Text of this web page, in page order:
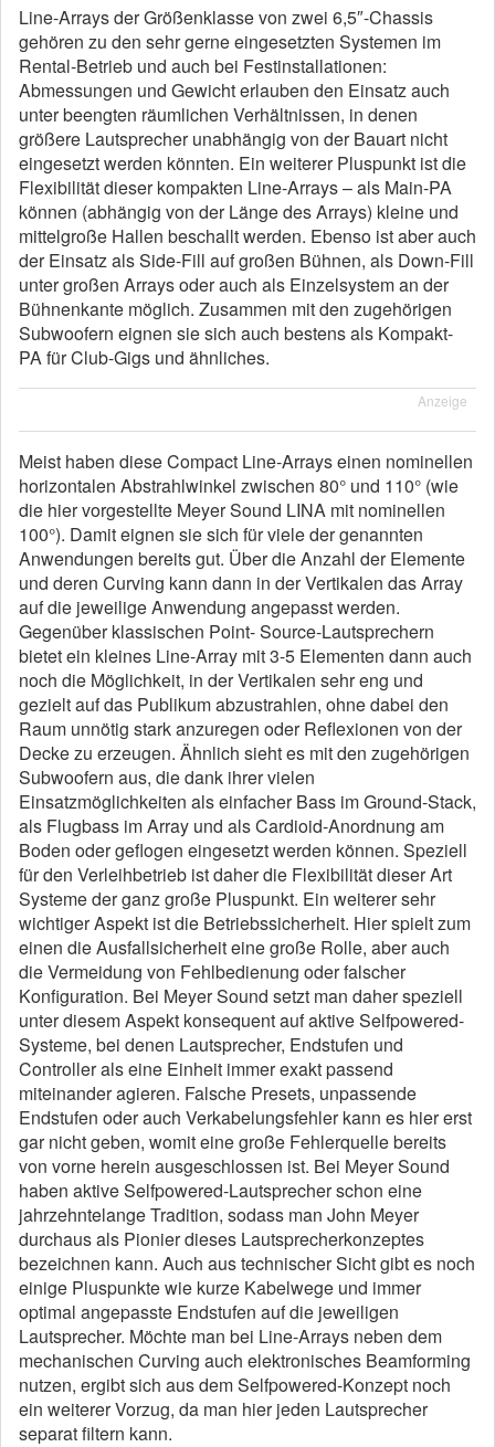
Line-Arrays der Größenklasse von zwei 6,5″-Chassis
gehören zu den sehr gerne eingesetzten Systemen im
Rental-Betrieb und auch bei Festinstallationen:
Abmessungen und Gewicht erlauben den Einsatz auch
unter beengten räumlichen Verhältnissen, in denen
größere Lautsprecher unabhängig von der Bauart nicht
eingesetzt werden könnten. Ein weiterer Pluspunkt ist die
Flexibilität dieser kompakten Line-Arrays – als Main-PA
können (abhängig von der Länge des Arrays) kleine und
mittelgroße Hallen beschallt werden. Ebenso ist aber auch
der Einsatz als Side-Fill auf großen Bühnen, als Down-Fill
unter großen Arrays oder auch als Einzelsystem an der
Bühnenkante möglich. Zusammen mit den zugehörigen
Subwoofern eignen sie sich auch bestens als Kompakt-
PA für Club-Gigs und ähnliches.
Anzeige
Meist haben diese Compact Line-Arrays einen nominellen
horizontalen Abstrahlwinkel zwischen 80° und 110° (wie
die hier vorgestellte Meyer Sound LINA mit nominellen
100°). Damit eignen sie sich für viele der genannten
Anwendungen bereits gut. Über die Anzahl der Elemente
und deren Curving kann dann in der Vertikalen das Array
auf die jeweilige Anwendung angepasst werden.
Gegenüber klassischen Point- Source-Lautsprechern
bietet ein kleines Line-Array mit 3-5 Elementen dann auch
noch die Möglichkeit, in der Vertikalen sehr eng und
gezielt auf das Publikum abzustrahlen, ohne dabei den
Raum unnötig stark anzuregen oder Reflexionen von der
Decke zu erzeugen. Ähnlich sieht es mit den zugehörigen
Subwoofern aus, die dank ihrer vielen
Einsatzmöglichkeiten als einfacher Bass im Ground-Stack,
als Flugbass im Array und als Cardioid-Anordnung am
Boden oder geflogen eingesetzt werden können. Speziell
für den Verleihbetrieb ist daher die Flexibilität dieser Art
Systeme der ganz große Pluspunkt. Ein weiterer sehr
wichtiger Aspekt ist die Betriebssicherheit. Hier spielt zum
einen die Ausfallsicherheit eine große Rolle, aber auch
die Vermeidung von Fehlbedienung oder falscher
Konfiguration. Bei Meyer Sound setzt man daher speziell
unter diesem Aspekt konsequent auf aktive Selfpowered-
Systeme, bei denen Lautsprecher, Endstufen und
Controller als eine Einheit immer exakt passend
miteinander agieren. Falsche Presets, unpassende
Endstufen oder auch Verkabelungsfehler kann es hier erst
gar nicht geben, womit eine große Fehlerquelle bereits
von vorne herein ausgeschlossen ist. Bei Meyer Sound
haben aktive Selfpowered-Lautsprecher schon eine
jahrzehntelange Tradition, sodass man John Meyer
durchaus als Pionier dieses Lautsprecherkonzeptes
bezeichnen kann. Auch aus technischer Sicht gibt es noch
einige Pluspunkte wie kurze Kabelwege und immer
optimal angepasste Endstufen auf die jeweiligen
Lautsprecher. Möchte man bei Line-Arrays neben dem
mechanischen Curving auch elektronisches Beamforming
nutzen, ergibt sich aus dem Selfpowered-Konzept noch
ein weiterer Vorzug, da man hier jeden Lautsprecher
separat filtern kann.